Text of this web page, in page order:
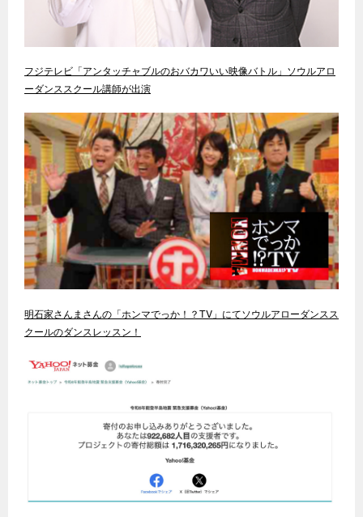
フジテレビ「アンタッチャブルのおバカワいい映像バトル」ソウルアロ
ーダンススクール講師が出演
明石家さんまさんの「ホンマでっか！？TV」にてソウルアローダンスス
クールのダンスレッスン！